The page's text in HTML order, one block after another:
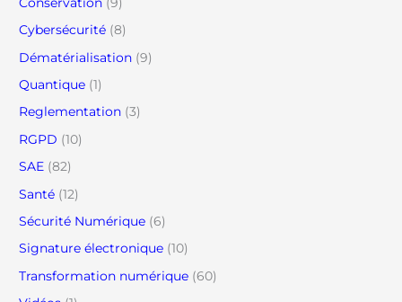
Cybersécurité (8)
Dématérialisation (9)
Quantique (1)
Reglementation (3)
RGPD (10)
SAE (82)
Santé (12)
Sécurité Numérique (6)
Signature électronique (10)
Transformation numérique (60)